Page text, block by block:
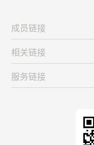
成员链接
相关链接
服务链接